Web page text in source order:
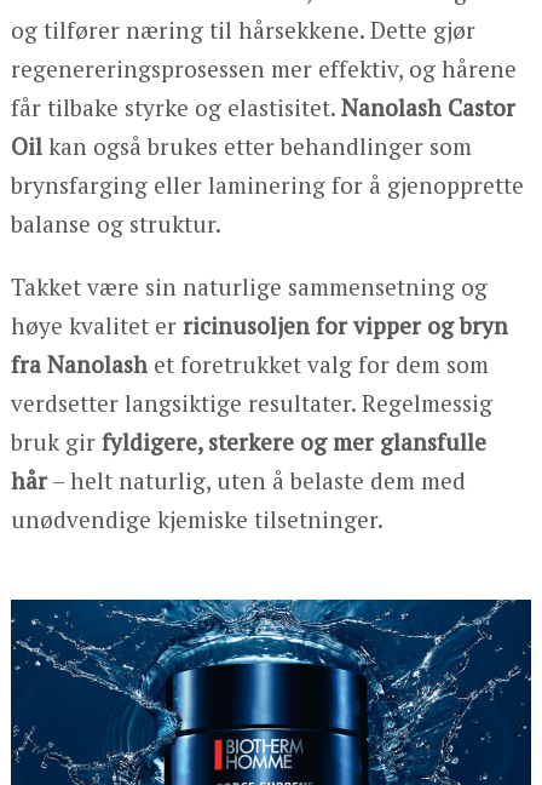
og tilfører næring til hårsekkene. Dette gjør
regenereringsprosessen mer effektiv, og hårene
får tilbake styrke og elastisitet. Nanolash Castor
Oil kan også brukes etter behandlinger som
brynsfarging eller laminering for å gjenopprette
balanse og struktur.
Takket være sin naturlige sammensetning og
høye kvalitet er ricinusoljen for vipper og bryn
fra Nanolashet foretrukket valg for dem som
verdsetter langsiktige resultater. Regelmessig
bruk girfyldigere, sterkere og mer glansfulle
hår– helt naturlig, uten å belaste dem med
unødvendige kjemiske tilsetninger.